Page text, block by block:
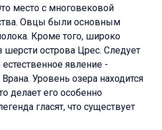
место с многовековой
Овцы были основным
Кроме того, широко
шерсти острова Црес. Следует
явление -
Уровень озера находится
делает его особенно
гласят, что существует